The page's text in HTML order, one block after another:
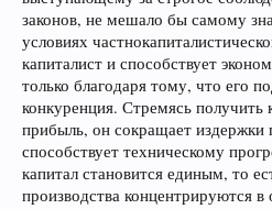
законов, не мешало бы самому
условиях
капиталист и способствует
только благодаря тому, что его
конкуренция. Стремясь
прибыль, он сокращает издержки
способствует техническому
капитал становится единым, то
производства концентрируются